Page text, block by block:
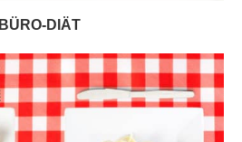
BÜRO-DIÄT